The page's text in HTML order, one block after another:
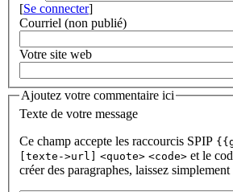
[Se connecter]
Courriel (non publié)
Votre site web
Ajoutez votre commentaire ici
Texte de votre message
Ce champ accepte les raccourcis SPIP
[texte->url]
<quote> <code> et le
créer des paragraphes, laissez